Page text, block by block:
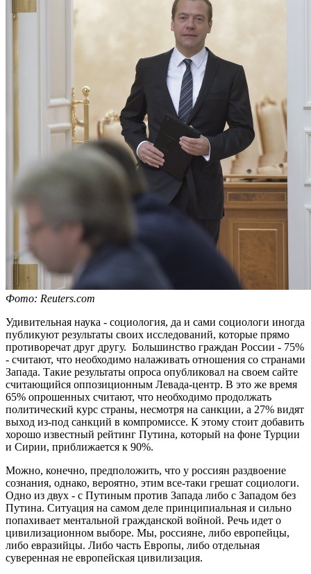
Фото: Reuters.com
Удивительная наука - социология, да и сами социологи иногда
публикуют результаты своих исследований, которые прямо
противоречат друг другу. Большинство граждан России - 75%
- считают, что необходимо налаживать отношения со странами
Запада. Такие результаты опроса опубликовал на своем сайте
считающийся оппозиционным Левада-центр. В это же время
65% опрошенных считают, что необходимо продолжать
политический курс страны, несмотря на санкции, а 27% видят
выход из-под санкций в компромиссе. К этому стоит добавить
хорошо известный рейтинг Путина, который на фоне Турции
и Сирии, приближается к 90%.
Можно, конечно, предположить, что у россиян раздвоение
сознания, однако, вероятно, этим все-таки грешат социологи.
Одно из двух - с Путиным против Запада либо с Западом без
Путина. Ситуация на самом деле принципиальная и сильно
попахивает ментальной гражданской войной. Речь идет о
цивилизационном выборе. Мы, россияне, либо европейцы,
либо евразийцы. Либо часть Европы, либо отдельная
суверенная не европейская цивилизация.